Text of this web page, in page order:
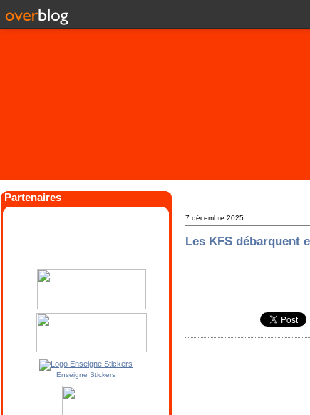
Partenaires
Enseigne Stickers
7 décembre 2025
Les KFS débarquent